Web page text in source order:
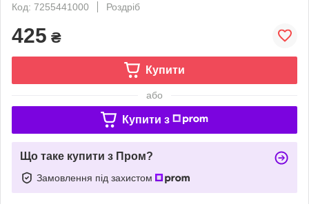
Код: 7255441000
Роздріб
425 ₴
Купити
або
Купити з
Що таке купити з Пром?
Замовлення під захистом